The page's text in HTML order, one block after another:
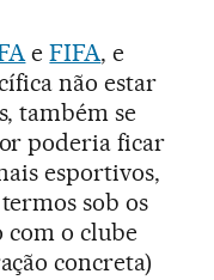
eFIFA, e
não estar
também se
poderia ficar
esportivos,
sob os
com o clube
concreta)